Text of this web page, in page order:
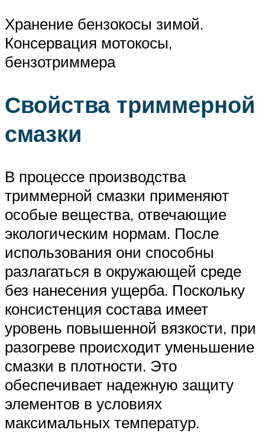
Хранение бензокосы зимой.
Консервация мотокосы,
бензотриммера
Свойства триммерной
смазки
В процессе производства
триммерной смазки применяют
особые вещества, отвечающие
экологическим нормам. После
использования они способны
разлагаться в окружающей среде
без нанесения ущерба. Поскольку
консистенция состава имеет
уровень повышенной вязкости, при
разогреве происходит уменьшение
смазки в плотности. Это
обеспечивает надежную защиту
элементов в условиях
максимальных температур.